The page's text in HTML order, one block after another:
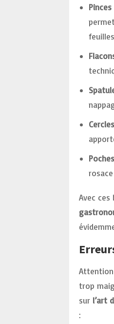
Avec ces
Attention
trop
sur l’art
: